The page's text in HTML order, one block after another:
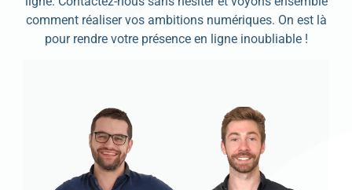
comment réaliser vos ambitions numériques. On est là
pour rendre votre présence en ligne inoubliable !